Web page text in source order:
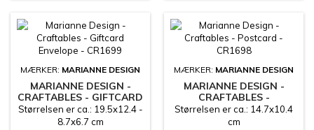
MÆRKER: MARIANNE DESIGN
MARIANNE DESIGN -
CRAFTABLES - GIFTCARD
ENVELOPE - CR1699
Størrelsen er ca.: 19.5x12.4 -
8.7x6.7 cm
MÆRKER: MARIANNE DESIGN
MARIANNE DESIGN -
CRAFTABLES -
POSTCARD - CR1698
Størrelsen er ca.: 14.7x10.4
cm